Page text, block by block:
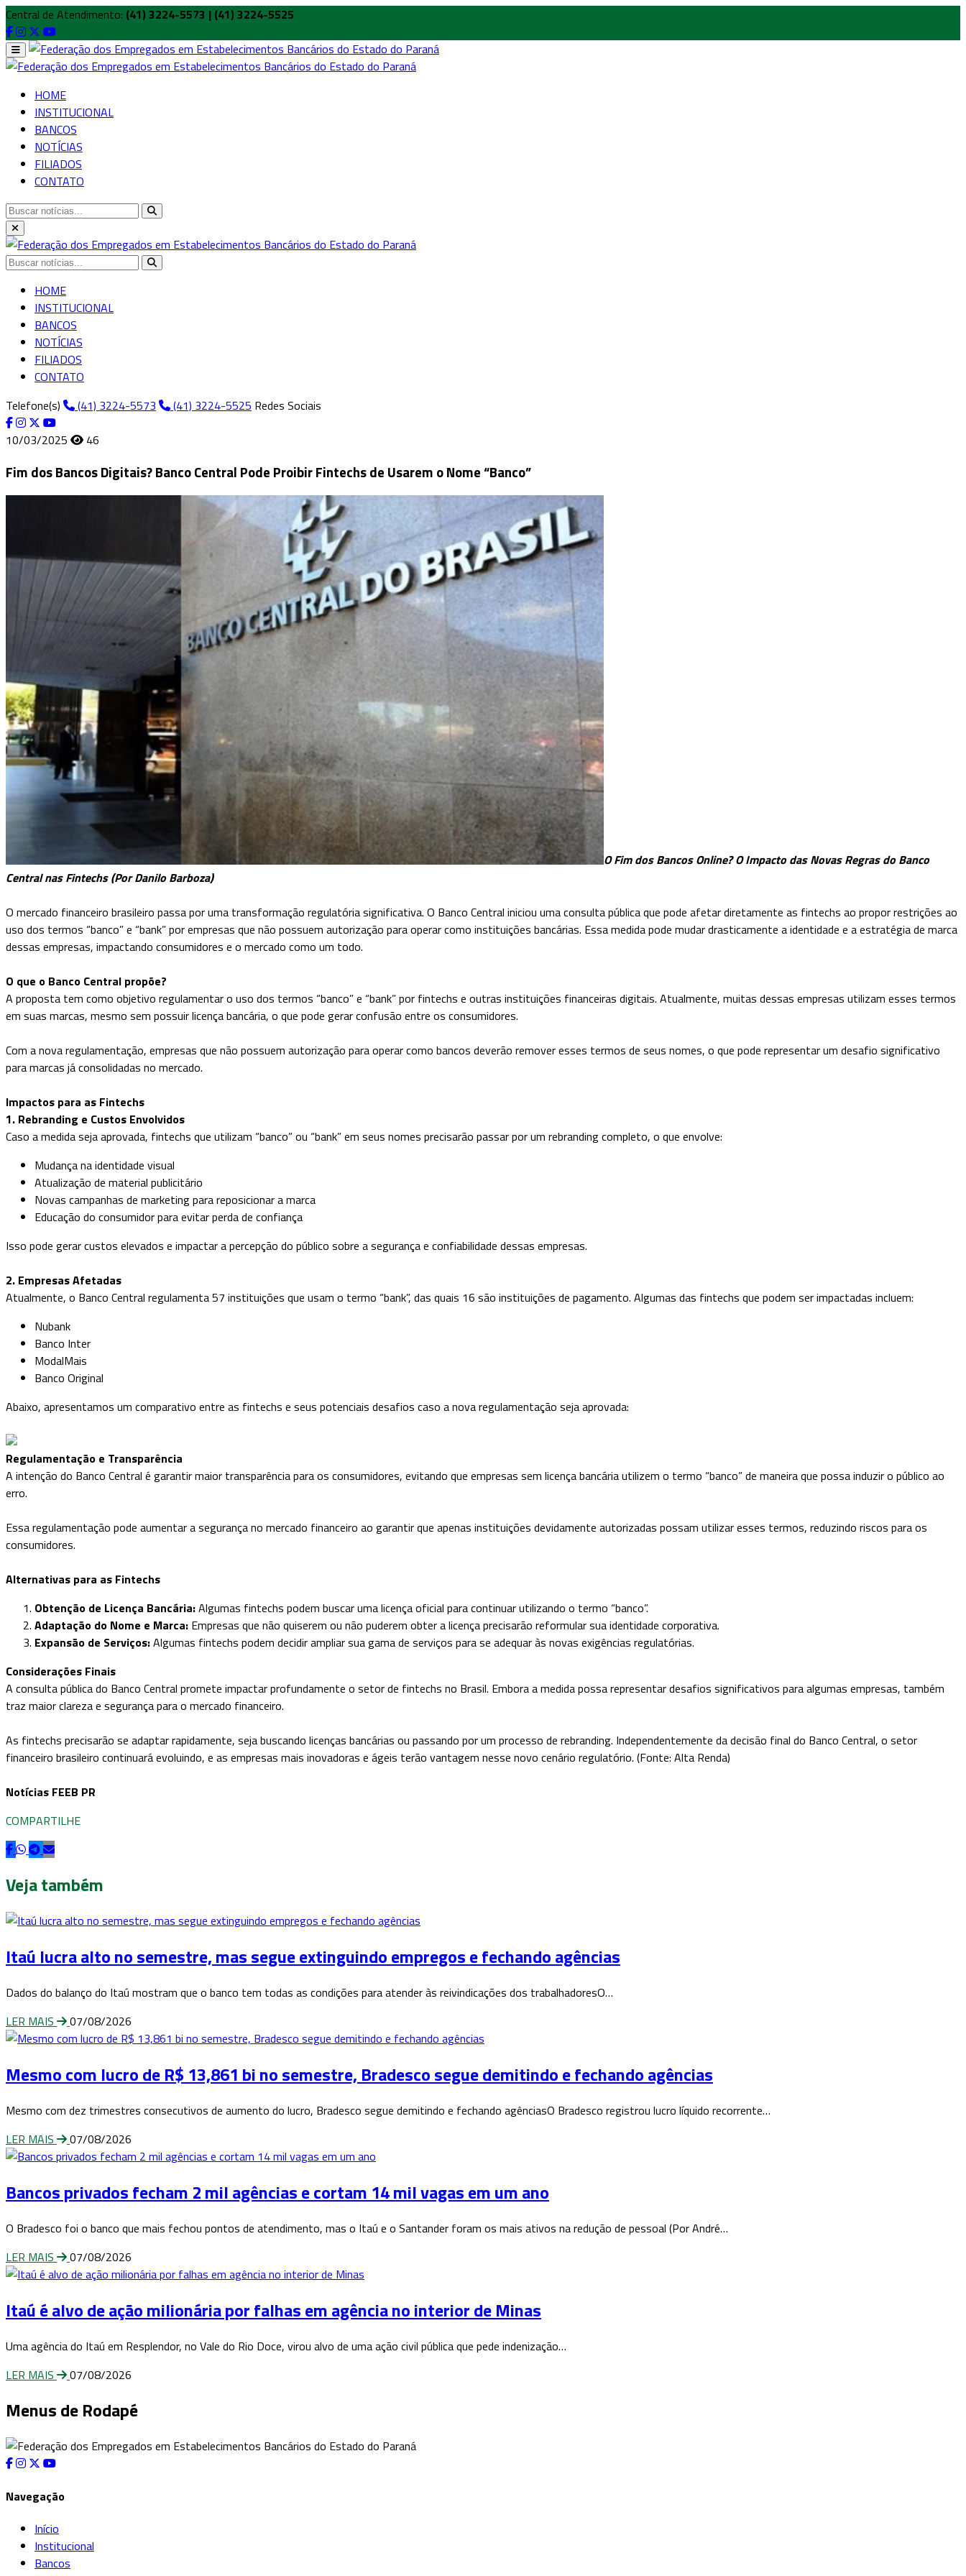
Central de Atendimento: (41) 3224-5573 | (41) 3224-5525
HOME
INSTITUCIONAL
BANCOS
NOTÍCIAS
FILIADOS
CONTATO
HOME
INSTITUCIONAL
BANCOS
NOTÍCIAS
FILIADOS
CONTATO
Telefone(s)
(41) 3224-5573 (41) 3224-5525 Redes Sociais
10/03/2025
46
Fim dos Bancos Digitais? Banco Central Pode Proibir Fintechs de Usarem o Nome “Banco”
O Fim dos Bancos Online? O Impacto das Novas Regras do Banco
Central nas Fintechs (Por Danilo Barboza)
O mercado financeiro brasileiro passa por uma transformação regulatória significativa. O Banco Central iniciou uma consulta pública que pode afetar diretamente as fintechs ao propor restrições ao
uso dos termos “banco” e “bank” por empresas que não possuem autorização para operar como instituições bancárias. Essa medida pode mudar drasticamente a identidade e a estratégia de marca
dessas empresas, impactando consumidores e o mercado como um todo.
O que o Banco Central propõe?
A proposta tem como objetivo regulamentar o uso dos termos “banco” e “bank” por fintechs e outras instituições financeiras digitais. Atualmente, muitas dessas empresas utilizam esses termos
em suas marcas, mesmo sem possuir licença bancária, o que pode gerar confusão entre os consumidores.
Com a nova regulamentação, empresas que não possuem autorização para operar como bancos deverão remover esses termos de seus nomes, o que pode representar um desafio significativo
para marcas já consolidadas no mercado.
Impactos para as Fintechs
1. Rebranding e Custos Envolvidos
Caso a medida seja aprovada, fintechs que utilizam “banco” ou “bank” em seus nomes precisarão passar por um rebranding completo, o que envolve:
Mudança na identidade visual
Atualização de material publicitário
Novas campanhas de marketing para reposicionar a marca
Educação do consumidor para evitar perda de confiança
Isso pode gerar custos elevados e impactar a percepção do público sobre a segurança e confiabilidade dessas empresas.
2. Empresas Afetadas
Atualmente, o Banco Central regulamenta 57 instituições que usam o termo “bank”, das quais 16 são instituições de pagamento. Algumas das fintechs que podem ser impactadas incluem:
Nubank
Banco Inter
ModalMais
Banco Original
Abaixo, apresentamos um comparativo entre as fintechs e seus potenciais desafios caso a nova regulamentação seja aprovada:
Regulamentação e Transparência
A intenção do Banco Central é garantir maior transparência para os consumidores, evitando que empresas sem licença bancária utilizem o termo “banco” de maneira que possa induzir o público ao
erro.
Essa regulamentação pode aumentar a segurança no mercado financeiro ao garantir que apenas instituições devidamente autorizadas possam utilizar esses termos, reduzindo riscos para os
consumidores.
Alternativas para as Fintechs
Obtenção de Licença Bancária:Algumas fintechs podem buscar uma licença oficial para continuar utilizando o termo “banco”.
Adaptação do Nome e Marca: Empresas que não quiserem ou não puderem obter a licença precisarão reformular sua identidade corporativa.
Expansão de Serviços:Algumas fintechs podem decidir ampliar sua gama de serviços para se adequar às novas exigências regulatórias.
Considerações Finais
A consulta pública do Banco Central promete impactar profundamente o setor de fintechs no Brasil. Embora a medida possa representar desafios significativos para algumas empresas, também
traz maior clareza e segurança para o mercado financeiro.
As fintechs precisarão se adaptar rapidamente, seja buscando licenças bancárias ou passando por um processo de rebranding. Independentemente da decisão final do Banco Central, o setor
financeiro brasileiro continuará evoluindo, e as empresas mais inovadoras e ágeis terão vantagem nesse novo cenário regulatório. (Fonte: Alta Renda)
Notícias FEEB PR
COMPARTILHE
Veja também
Itaú lucra alto no semestre, mas segue extinguindo empregos e fechando agências
Dados do balanço do Itaú mostram que o banco tem todas as condições para atender às reivindicações dos trabalhadoresO…
LER MAIS
07/08/2026
Mesmo com lucro de R$ 13,861 bi no semestre, Bradesco segue demitindo e fechando agências
Mesmo com dez trimestres consecutivos de aumento do lucro, Bradesco segue demitindo e fechando agênciasO Bradesco registrou lucro líquido recorrente…
LER MAIS
07/08/2026
Bancos privados fecham 2 mil agências e cortam 14 mil vagas em um ano
O Bradesco foi o banco que mais fechou pontos de atendimento, mas o Itaú e o Santander foram os mais ativos na redução de pessoal (Por André…
LER MAIS
07/08/2026
Itaú é alvo de ação milionária por falhas em agência no interior de Minas
Uma agência do Itaú em Resplendor, no Vale do Rio Doce, virou alvo de uma ação civil pública que pede indenização…
LER MAIS
07/08/2026
Menus de Rodapé
Navegação
Início
Institucional
Bancos